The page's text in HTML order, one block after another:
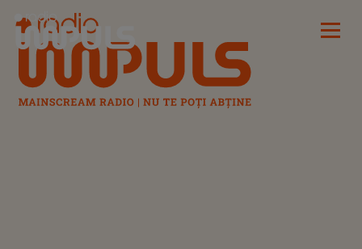
Radio Impuls